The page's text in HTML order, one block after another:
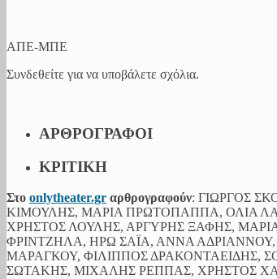
ΑΠΕ-ΜΠΕ
Συνδεθείτε για να υποβάλετε σχόλια.
ΑΡΘΡΟΓΡΑΦΟΙ
ΚΡΙΤΙΚΗ
Στο onlytheater.gr αρθρογραφούν: ΓΙΩΡΓΟΣ
ΚΙΜΟΥΛΗΣ, ΜΑΡΙΑ ΠΡΩΤΟΠΑΠΠΑ, ΟΛΙΑ
ΧΡΗΣΤΟΣ ΛΟΥΛΗΣ, ΑΡΓΥΡΗΣ ΞΑΦΗΣ,
ΦΡΙΝΤΖΗΛΑ, ΗΡΩ ΣΑΪΑ, ΑΝΝΑ
ΜΑΡΑΓΚΟΥ, ΦΙΛΙΠΠΟΣ ΔΡΑΚΟΝΤΑΕΙΔΗΣ,
ΣΩΤΑΚΗΣ, ΜΙΧΑΛΗΣ ΡΕΠΠΑΣ, ΧΡΗΣΤΟΣ